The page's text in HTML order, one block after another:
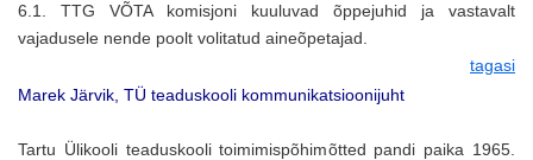
6.1. TTG VÕTA komisjoni kuuluvad õppejuhid ja vastavalt
vajadusele nende poolt volitatud aineõpetajad.
tagasi
Marek Järvik, TÜ teaduskooli kommunikatsioonijuht
Tartu Ülikooli teaduskooli toimimispõhimõtted pandi paika 1965.